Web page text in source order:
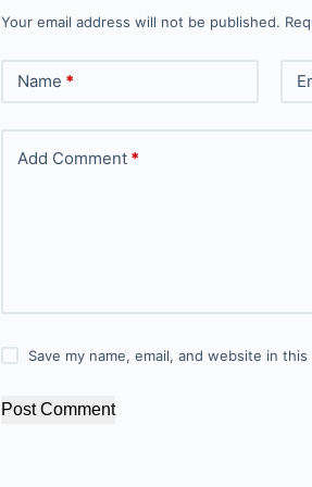
Your email address will not be published.
Name *
Add Comment *
Save my name, email, and website in
Post Comment